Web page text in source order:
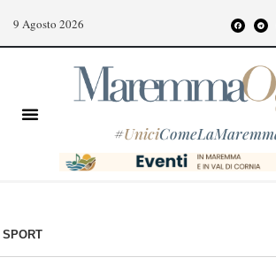
9 Agosto 2026
#Unici
SPORT